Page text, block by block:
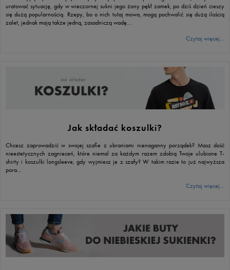
uratować sytuację, gdy w wieczornej sukni jego żony pękł zamek, po dziś dzień cieszy
się dużą popularnością. Rzepy, bo o nich tutaj mowa, mogą pochwalić się dużą ilością
zalet, jednak mają także jedną, zasadniczą wadę…
Czytaj więcej...
Jak składać koszulki?
Chcesz zaprowadzić w swojej szafie z ubraniami nienaganny porządek? Masz dość
nieestetycznych zagnieceń, które niemal za każdym razem zdobią Twoje ulubione T-
shirty i koszulki longsleeve, gdy wyjmiesz je z szafy? W takim razie to już najwyższa
pora...
Czytaj więcej...